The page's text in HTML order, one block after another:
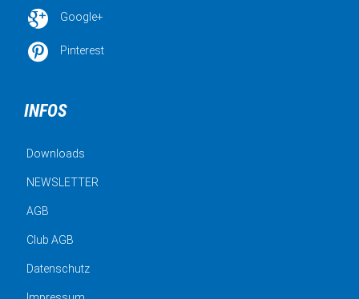
 Google+
 Pinterest
INFOS
Downloads
NEWSLETTER
AGB
Club AGB
Datenschutz